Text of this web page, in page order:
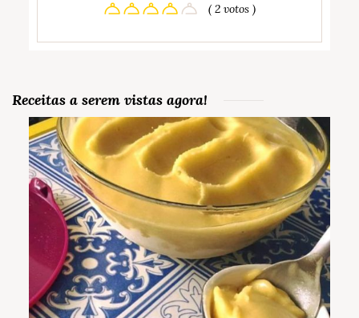
( 2 votos )
Receitas a serem vistas agora!